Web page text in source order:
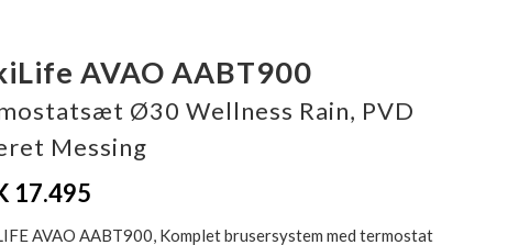
AVAO AABT900
Ø30 Wellness Rain, PVD
Messing
17.495
AVAO AABT900, Komplet brusersystem med termostat